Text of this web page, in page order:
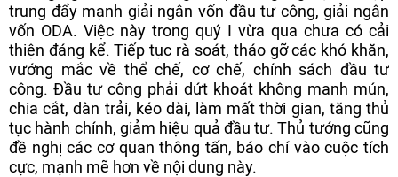
trung đẩy mạnh giải ngân vốn đầu tư công, giải ngân
vốn ODA. Việc này trong quý I vừa qua chưa có cải
thiện đáng kể. Tiếp tục rà soát, tháo gỡ các khó khăn,
vướng mắc về thể chế, cơ chế, chính sách đầu tư
công. Đầu tư công phải dứt khoát không manh mún,
chia cắt, dàn trải, kéo dài, làm mất thời gian, tăng thủ
tục hành chính, giảm hiệu quả đầu tư. Thủ tướng cũng
đề nghị các cơ quan thông tấn, báo chí vào cuộc tích
cực, mạnh mẽ hơn về nội dung này.